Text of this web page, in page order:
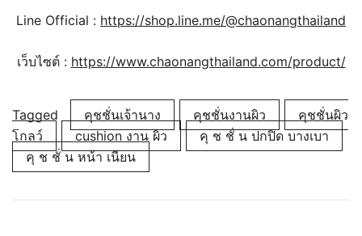
Line Official : https://shop.line.me/@chaonangthailand
เว็บไซต์ : https://www.chaonangthailand.com/product/
Tagged คุชชั่นเจ้านาง คุชชั่นงานผิว
คุชชั่นผิว
โกลว์
cushion งาน ผิว
คุ ช ชั่ น ปกปิด บางเบา
คุ ช ชั่ น หน้า เนียน